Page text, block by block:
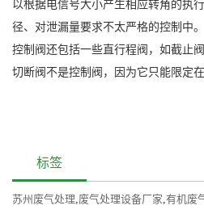
以根据电信号大小产生相应转角的执
径、对泄漏量要求不太严格的控制中
控制阀还包括一些直行程阀，如截止
切断阀不是控制阀，因为它只能限定在
标签
苏州废气处理 废气处理设备厂家 有机废